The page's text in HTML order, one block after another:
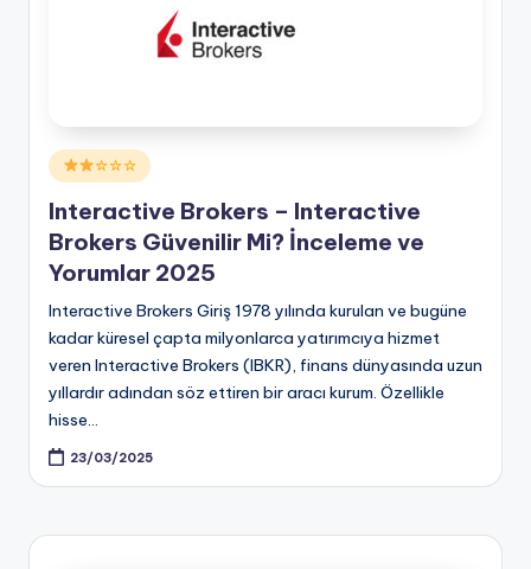
Posted
in
☆☆☆
Interactive Brokers – Interactive
Brokers Güvenilir Mi? İnceleme ve
Yorumlar 2025
Interactive Brokers Giriş 1978 yılında kurulan ve bugüne
kadar küresel çapta milyonlarca yatırımcıya hizmet
veren Interactive Brokers (IBKR), finans dünyasında uzun
yıllardır adından söz ettiren bir aracı kurum. Özellikle
hisse…
23/03/2025